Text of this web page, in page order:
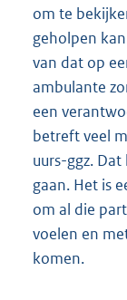
om te
geholpen
van dat op
ambulante
een
betreft veel
uurs-ggz.
gaan. Het is
om al die
voelen en
komen.